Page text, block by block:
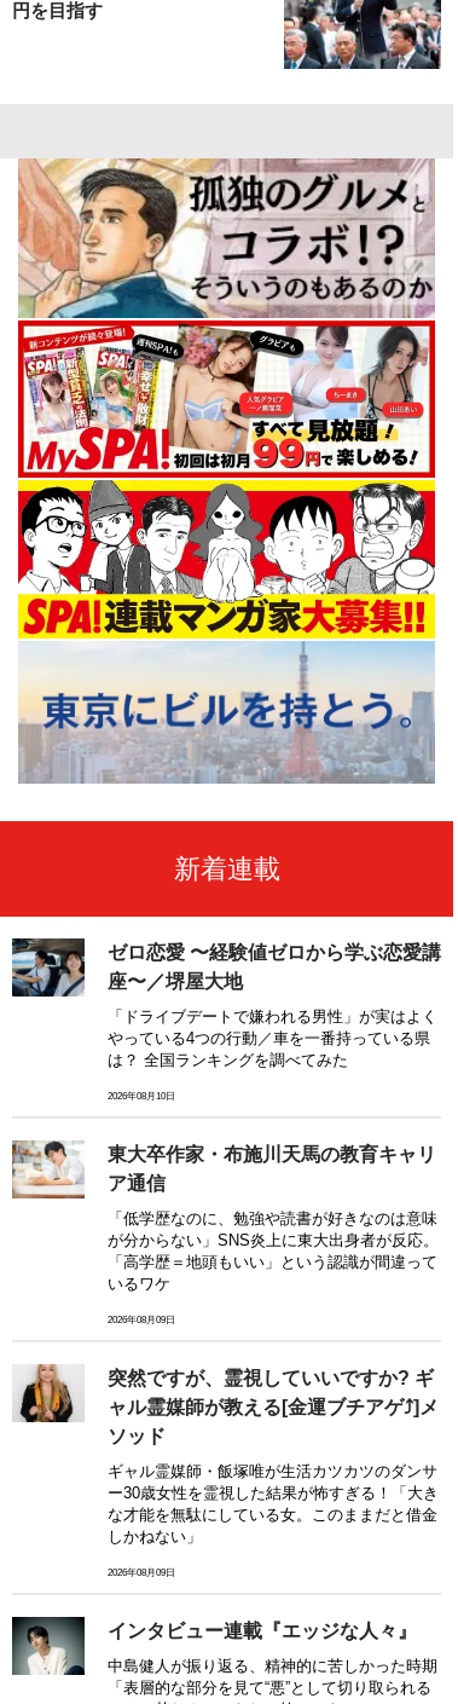
円を目指す
新着連載
ゼロ恋愛 〜経験値ゼロから学ぶ恋愛講
座〜／堺屋大地
「ドライブデートで嫌われる男性」が実はよく
やっている4つの行動／車を一番持っている県
は？ 全国ランキングを調べてみた
2026年08月10日
東大卒作家・布施川天馬の教育キャリ
ア通信
「低学歴なのに、勉強や読書が好きなのは意味
が分からない」SNS炎上に東大出身者が反応。
「高学歴＝地頭もいい」という認識が間違って
いるワケ
2026年08月09日
突然ですが、霊視していいですか? ギ
ャル霊媒師が教える[金運ブチアゲ⤴]メ
ソッド
ギャル霊媒師・飯塚唯が生活カツカツのダンサ
ー30歳女性を霊視した結果が怖すぎる！「大き
な才能を無駄にしている女。このままだと借金
しかねない」
2026年08月09日
インタビュー連載『エッジな人々』
中島健人が振り返る、精神的に苦しかった時期
「表層的な部分を見て“悪”として切り取られる